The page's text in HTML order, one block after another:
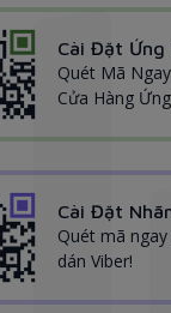
Cài Đặt Ứng
Quét Mã
Cửa Hàng
Cài Đặt
Quét mã
dán Viber!